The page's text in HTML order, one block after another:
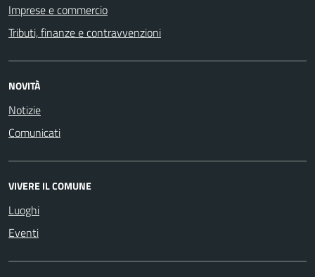
Imprese e commercio
Tributi, finanze e contravvenzioni
NOVITÀ
Notizie
Comunicati
VIVERE IL COMUNE
Luoghi
Eventi